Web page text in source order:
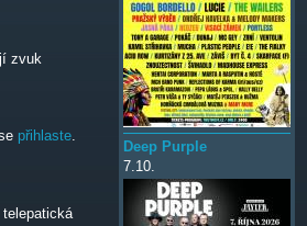
zvuk
přihlaste.
Deep Purple
7.10.